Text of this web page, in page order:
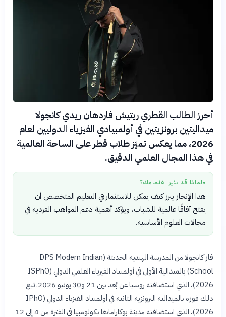
أحرز الطالب القطري ريتيش فاردهان ريدي كانجولا
ميداليتين برونزيتين في أولمبيادي الفيزياء الدوليين لعام
2026، مما يعكس تميّز طلاب قطر على الساحة العالمية
في هذا المجال العلمي الدقيق.
● لماذا قد يثير اهتمامك؟
هذا الإنجاز يبرز كيف يمكن للاستثمار في التعليم المتخصص أن
يفتح آفاقًا عالمية للشباب، ويؤكد أهمية دعم المواهب الفردية في
مجالات العلوم الأساسية.
فاز كانجولا من المدرسة الهندية الحديثة (DPS Modern Indian
School) بالميدالية الأولى في أولمبياد الفيزياء العلمي الدولي (ISPhO
2026)، الذي استضافته روسيا عن بُعد بين 21 و30 يونيو 2026. تبع
ذلك فوزه بالميدالية البرونزية الثانية في أولمبياد الفيزياء الدولي (IPhO
2026)، الذي استضافته مدينة بوكارامانغا بكولومبيا في الفترة من 4 إلى 12